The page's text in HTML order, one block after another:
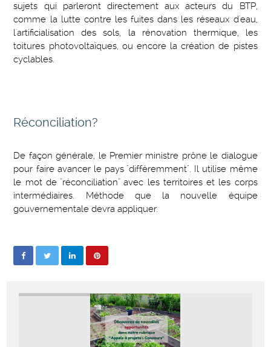
sujets qui parleront directement aux acteurs du BTP,
comme la lutte contre les fuites dans les réseaux d'eau,
l'artificialisation des sols, la rénovation thermique, les
toitures photovoltaïques, ou encore la création de pistes
cyclables.
Réconciliation?
De façon générale, le Premier ministre prône le dialogue
pour faire avancer le pays "différemment". Il utilise même
le mot de "réconciliation" avec les territoires et les corps
intermédiaires. Méthode que la nouvelle équipe
gouvernementale devra appliquer.